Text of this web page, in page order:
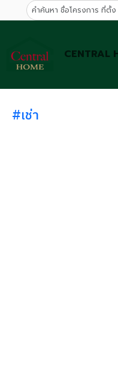
CENTRAL
#เช่า